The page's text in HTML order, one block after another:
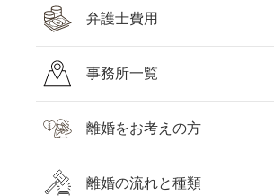
弁護士費用
事務所一覧
離婚をお考えの方
離婚の流れと種類